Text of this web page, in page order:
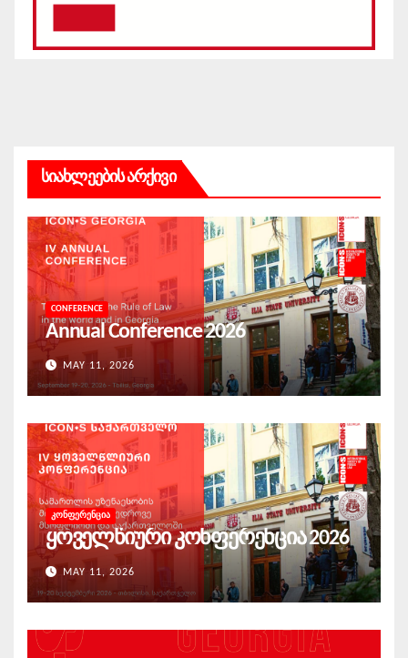
სიახლეების არქივი
CONFERENCE
Annual Conference 2026
MAY 11, 2026
ᲙᲝᲜᲤᲔᲠᲔᲜᲪᲘᲐ
ყოველწიური კონფერენცია 2026
MAY 11, 2026